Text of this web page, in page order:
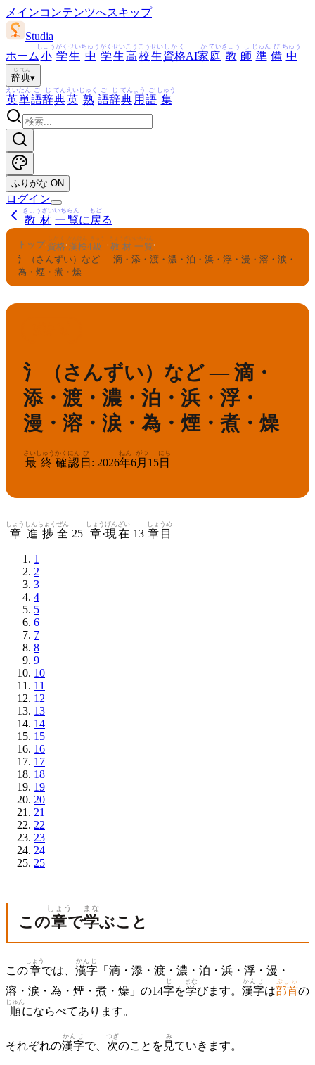
メインコンテンツへスキップ
Studia
ホーム 小
しょう
学
がく
生
せい
中
ちゅう
学
がく
生
せい
高
こう
校
こう
生
せい
資格
しかく
AI家
か
庭
てい
教
きょう
師
し
準
じゅん
備
び
中
ちゅう
辞
じ
典
てん
▾
英
えい
単
たん
語
ご
辞
じ
典
てん
英
えい
熟
じゅく
語
ご
辞
じ
典
てん
用
よう
語
ご
集
しゅう
ふりがな ON
ログイン
教材
きょうざい
一覧
いちらん
に 戻
もど
る
トップ›資格
しかく
›漢検
かんけん
4級
きゅう
› 教材
きょうざい
一覧
いちらん
›
氵（さんずい）など — 滴・添・渡・濃・泊・浜・浮・漫・溶・涙・
為・煙・煮・燥
氵（さんずい）など — 滴・
添・渡・濃・泊・浜・浮・
漫・溶・涙・為・煙・煮・燥
最終
さいしゅう
確認
かくにん
日
び
: 2026年
ねん
6月
がつ
15日
にち
章
しょう
進捗
しんちょく
全
ぜん
25 章
しょう
·現在
げんざい
13 章目
しょうめ
1
2
3
4
5
6
7
8
9
10
11
12
13
14
15
16
17
18
19
20
21
22
23
24
25
この章
しょう
で学
まな
ぶこと
この章
しょう
では、 漢字
かんじ
「滴・添・渡・濃・泊・浜・浮・漫・
溶・涙・為・煙・煮・燥」の14字
じ
を学
まな
びます。 漢字
かんじ
は部首
ぶしゅ
の
順
じゅん
にならべてあります。
それぞれの漢字
かんじ
で、 次
つぎ
のことを 見
み
ていきます。